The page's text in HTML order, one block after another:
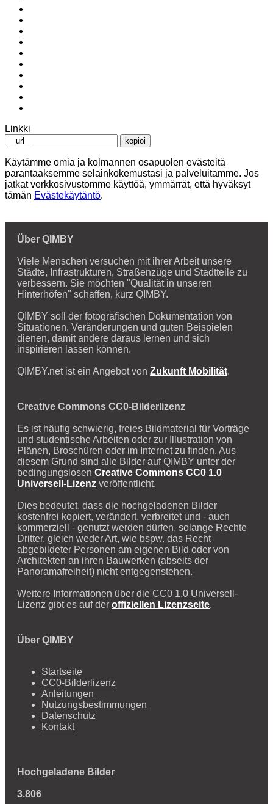
Linkki
kopioi
Käytämme omia ja kolmannen osapuolen evästeitä
parantaaksemme selainkokemustasi ja palveluitamme. Jos
jatkat verkkosivustomme käyttöä, ymmärrät, että hyväksyt
tämän Evästekäytäntö.
Über QIMBY
Viele Menschen versuchen mit ihrer Arbeit unsere
Städte, Infrastrukturen, Straßenzüge und Stadtteile zu
verbessern. Sie möchten "Qualität in unseren
Hinterhöfen" schaffen, kurz QIMBY.
QIMBY soll der fotografischen Dokumentation von
Situationen, Veränderungen und guten Beispielen
dienen, damit andere daraus lernen und sich
inspirieren lassen können.
QIMBY.net ist ein Angebot von Zukunft Mobilität.
Creative Commons CC0-Bilderlizenz
Es ist häufig schwierig, freies Bildmaterial für Vorträge
und studentische Arbeiten oder zur Illustration von
Plänen, Broschüren oder im Internet zu finden. Aus
diesem Grund sind alle Bilder auf QIMBY unter der
bedingungslosen Creative Commons CC0 1.0
Universell-Lizenz veröffentlicht.
Dies bedeutet, dass die hochgeladenen Bilder
kostenfrei kopiert, verändert, verbreitet und - auch
kommerziell - genutzt werden dürfen, solange Rechte
Dritter, gleich weder Art, wie bspw. das Recht
abgebildeter Personen am eigenen Bild oder von
Architekten an ihren Bauwerken (abseits der
Panoramafreiheit) nicht entgegenstehen.
Weitere Informationen über die CC0 1.0 Universell-
Lizenz gibt es auf der offiziellen Lizenzseite.
Über QIMBY
Startseite
CC0-Bilderlizenz
Anleitungen
Nutzungsbestimmungen
Datenschutz
Kontakt
Hochgeladene Bilder
3.806